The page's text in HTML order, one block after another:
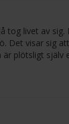
livet av sig.
Det visar sig
plötsligt